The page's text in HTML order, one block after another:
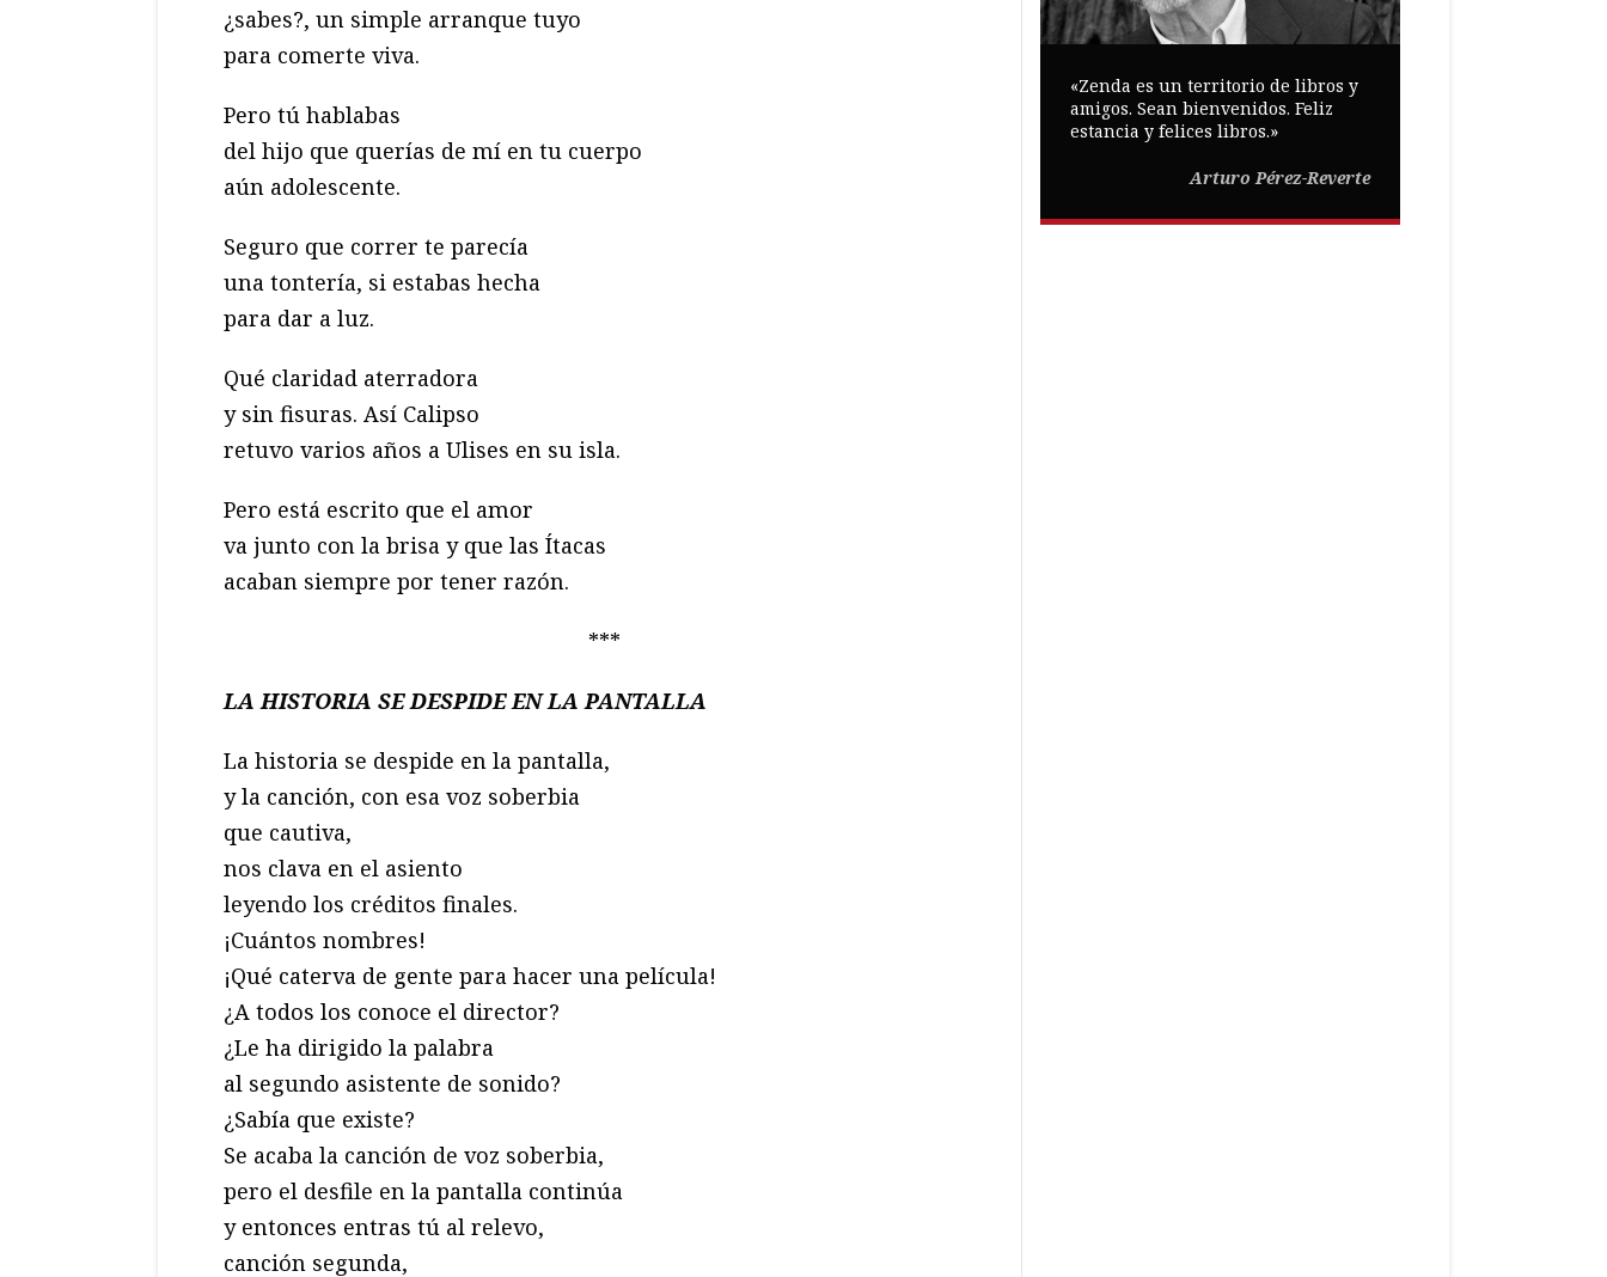
¿sabes?, un simple arranque tuyo
para comerte viva.
Pero tú hablabas
del hijo que querías de mí en tu cuerpo
aún adolescente.
Seguro que correr te parecía
una tontería, si estabas hecha
para dar a luz.
Qué claridad aterradora
y sin fisuras. Así Calipso
retuvo varios años a Ulises en su isla.
Pero está escrito que el amor
va junto con la brisa y que las Ítacas
acaban siempre por tener razón.
***
LA HISTORIA SE DESPIDE EN LA PANTALLA
La historia se despide en la pantalla,
y la canción, con esa voz soberbia
que cautiva,
nos clava en el asiento
leyendo los créditos finales.
¡Cuántos nombres!
¡Qué caterva de gente para hacer una película!
¿A todos los conoce el director?
¿Le ha dirigido la palabra
al segundo asistente de sonido?
¿Sabía que existe?
Se acaba la canción de voz soberbia,
pero el desfile en la pantalla continúa
y entonces entras tú al relevo,
canción segunda,
«Zenda es un territorio de libros y
amigos. Sean bienvenidos. Feliz
estancia y felices libros.»
Arturo Pérez-Reverte